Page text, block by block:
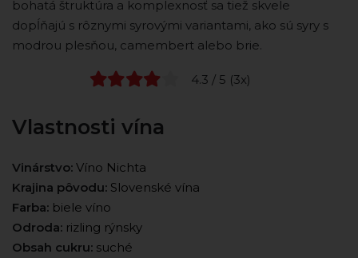
bohatá štruktúra a komplexnosť sa tiež skvele
dopĺňajú s rôznymi syrovými variantami, ako sú syry s
modrou plesňou, camembert alebo brie.
4.3 / 5 (3x)
Vlastnosti vína
Vinárstvo: Víno Nichta
Krajina pôvodu: Slovenské vína
Farba: biele víno
Odroda: rizling rýnsky
Obsah cukru: suché